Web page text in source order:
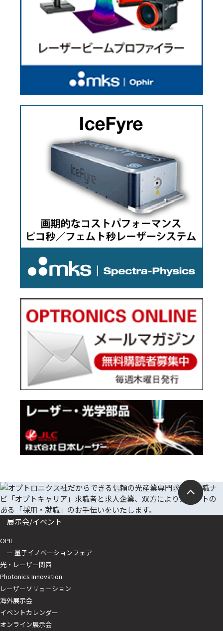
展示会/イベント
OPIE
ー 量子イノベーションフェア
光・レーザー関西
Photonics Innovation
レーザーソリューション
海外展示会
イベントカレンダー
オンライン展示会